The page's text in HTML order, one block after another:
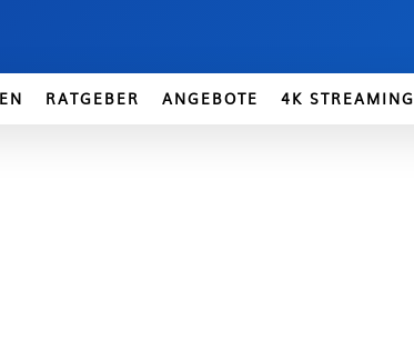
RATGEBER ANGEBOTE 4K STREAMING